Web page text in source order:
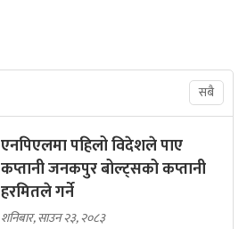
सबै
एनपिएलमा पहिलो विदेशले पाए
कप्तानी जनकपुर बोल्ट्सको कप्तानी
हरमितले गर्ने
शनिबार, साउन २३, २०८३